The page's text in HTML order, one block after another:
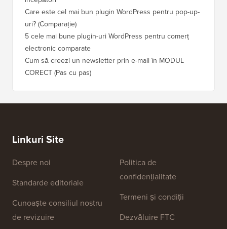
Înregistrare gratuită: Atelier WordPress pentru
începători
Care este cel mai bun plugin WordPress pentru pop-up-
uri? (Comparație)
5 cele mai bune plugin-uri WordPress pentru comerț
electronic comparate
Linkuri Site